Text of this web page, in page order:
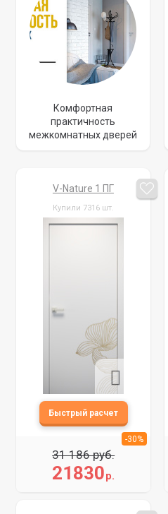
Комфортная
практичность
межкомнатных дверей
V-Nature 1 ПГ
Купили 7316 шт.
21830р.
31 186 руб.
-30%